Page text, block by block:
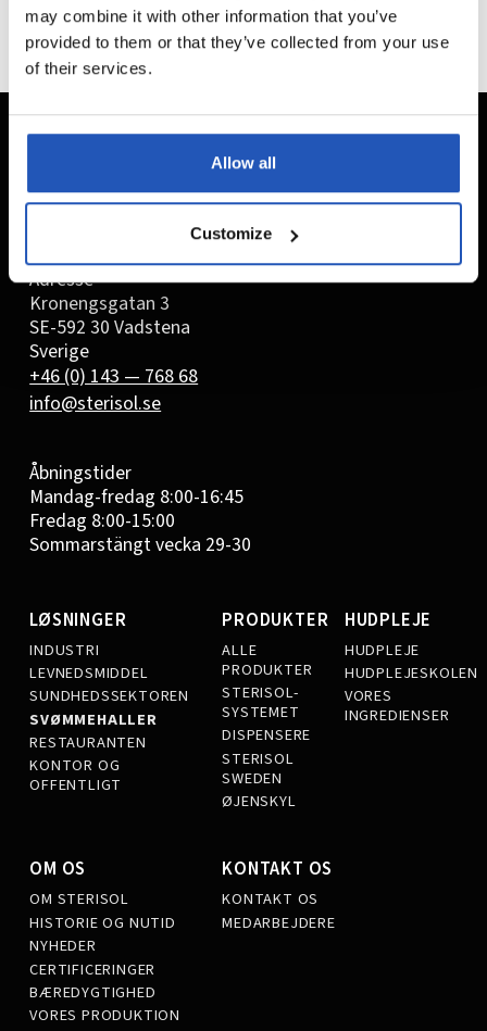
may combine it with other information that you’ve
provided to them or that they’ve collected from your use
of their services.
Allow all
Customize
Adresse
Kronengsgatan 3
SE-592 30 Vadstena
Sverige
+46 (0) 143 — 768 68
info@sterisol.se
Åbningstider
Mandag-fredag 8:00-16:45
Fredag 8:00-15:00
Sommarstängt vecka 29-30
LØSNINGER
INDUSTRI
LEVNEDSMIDDEL
SUNDHEDSSEKTOREN
SVØMMEHALLER
RESTAURANTEN
KONTOR OG
OFFENTLIGT
PRODUKTER
ALLE
PRODUKTER
STERISOL-
SYSTEMET
DISPENSERE
STERISOL
SWEDEN
ØJENSKYL
HUDPLEJE
HUDPLEJE
HUDPLEJESKOLEN
VORES
INGREDIENSER
OM OS
OM STERISOL
HISTORIE OG NUTID
NYHEDER
CERTIFICERINGER
BÆREDYGTIGHED
VORES PRODUKTION
KONTAKT OS
KONTAKT OS
MEDARBEJDERE